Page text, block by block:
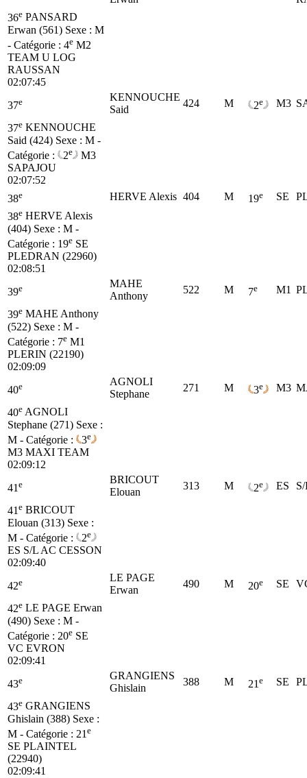
36e PANSARD
Erwan (561) Sexe : M
- Catégorie : 4e M2
TEAM U LOG
RAUSSAN
02:07:45
37e
KENNOUCHE
Said
424 M 2e M3
37e KENNOUCHE
Said (424) Sexe : M -
Catégorie :
2e
M3
SAPAJOU
02:07:52
38e HERVE Alexis 404 M 19e SE
38e HERVE Alexis
(404) Sexe : M -
Catégorie : 19e SE
PLEDRAN (22960)
02:08:51
39e
MAHE
Anthony
522 M 7e M1
39e MAHE Anthony
(522) Sexe : M -
Catégorie : 7e M1
PLERIN (22190)
02:09:09
40e
AGNOLI
Stephane
271 M 3e M3
40e AGNOLI
Stephane (271) Sexe :
M - Catégorie :
3e
M3 MAXI TEAM
02:09:12
41 e
BRICOUT
Elouan
313 M 2e ES
41 e BRICOUT
Elouan (313) Sexe :
M - Catégorie :
2e
ES S/L AC CESSON
02:09:40
42e
LE PAGE
Erwan
490 M 20e SE
42e LE PAGE Erwan
(490) Sexe : M -
Catégorie : 20e SE
VC EVRON
02:09:41
43e
GRANGIENS
Ghislain
388 M 21 e SE
43e GRANGIENS
Ghislain (388) Sexe :
M - Catégorie : 21 e
SE PLAINTEL
(22940)
02:09:41